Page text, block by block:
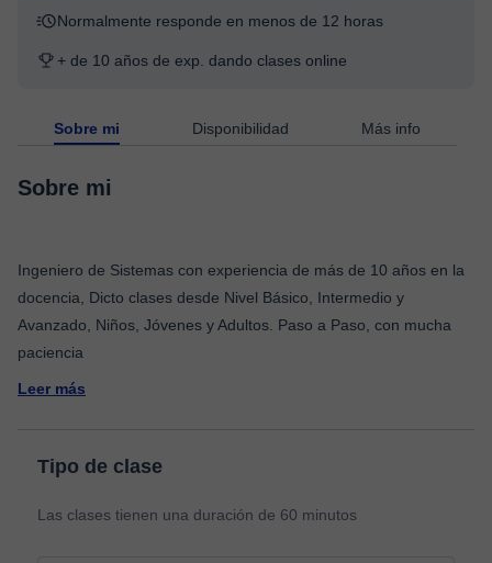
Normalmente responde en menos de 12 horas
+ de 10 años de exp. dando clases online
Sobre mi Disponibilidad Más info
Sobre mi
Ingeniero de Sistemas con experiencia de más de 10 años en la
docencia, Dicto clases desde Nivel Básico, Intermedio y
Avanzado, Niños, Jóvenes y Adultos. Paso a Paso, con mucha
Leer más
Tipo de clase
Las clases tienen una duración de 60 minutos